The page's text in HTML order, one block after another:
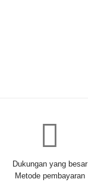
Dukungan yang besar
Metode pembayaran